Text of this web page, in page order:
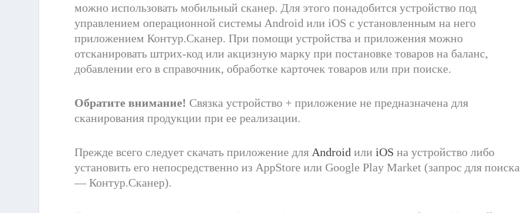
можно использовать мобильный сканер. Для этого понадобится устройство под
управлением операционной системы Android или iOS с установленным на него
приложением Контур.Сканер. При помощи устройства и приложения можно
отсканировать штрих-код или акцизную марку при постановке товаров на баланс,
добавлении его в справочник, обработке карточек товаров или при поиске.
Обратите внимание! Cвязка устройство + приложение не предназначена для
сканирования продукции при ее реализации.
Прежде всего следует скачать приложение для Android илиiOS на устройство либо
установить его непосредственно из AppStore или Google Play Market (запрос для поиска
— Контур.Сканер).